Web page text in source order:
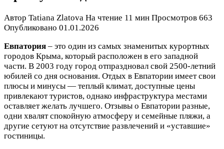
Автор Tatiana Zlatova На чтение 11 мин Просмотров 663
Опубликовано 01.01.2026
Евпатория – это один из самых знаменитых курортных
городов Крыма, который расположен в его западной
части. В 2003 году город отпраздновал свой 2500-летний
юбилей со дня основания. Отдых в Евпатории имеет свои
плюсы и минусы — теплый климат, доступные цены
привлекают туристов, однако инфраструктура местами
оставляет желать лучшего. Отзывы о Евпатории разные,
одни хвалят спокойную атмосферу и семейные пляжи, а
другие сетуют на отсутствие развлечений и «уставшие»
гостиницы.